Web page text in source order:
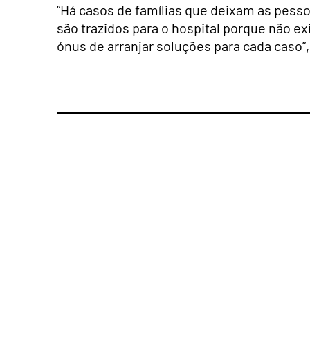
“Há casos de famílias que deixam as
são trazidos para o hospital porque não
ónus de arranjar soluções para cada